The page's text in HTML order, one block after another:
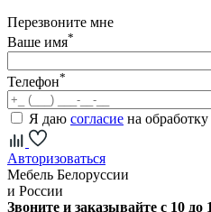
Перезвоните мне
Ваше имя*
Телефон*
Я даю согласие на
Авторизоваться
Мебель Белоруссии
и России
Звоните и заказывайте с 10 до